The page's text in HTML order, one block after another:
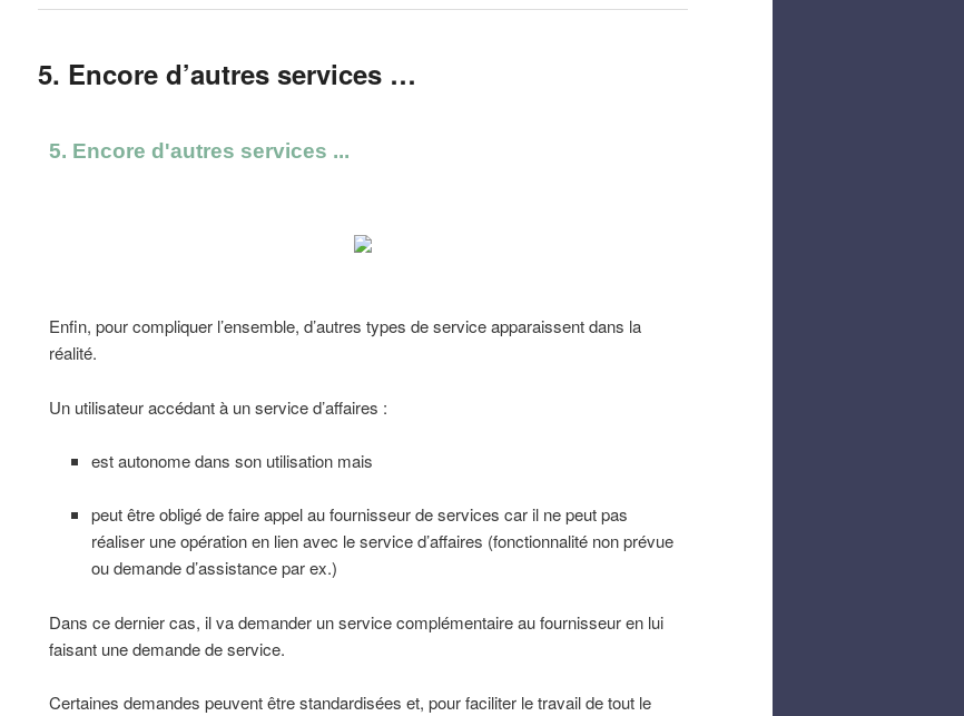
5. Encore d’autres services …
5. Encore d'autres services ...
Enfin, pour compliquer l’ensemble, d’autres types de service apparaissent dans la
réalité.
Un utilisateur accédant à un service d’affaires :
est autonome dans son utilisation mais
peut être obligé de faire appel au fournisseur de services car il ne peut pas
réaliser une opération en lien avec le service d’affaires (fonctionnalité non prévue
ou demande d’assistance par ex.)
Dans ce dernier cas, il va demander un service complémentaire au fournisseur en lui
faisant une demande de service.
Certaines demandes peuvent être standardisées et, pour faciliter le travail de tout le